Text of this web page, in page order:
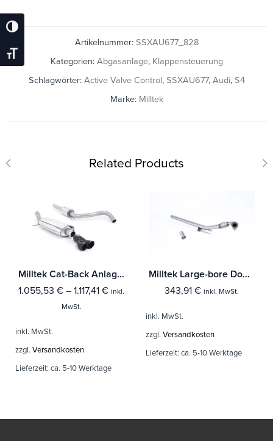
Umschalten Auf Hohe Kontraste
Schrift Vergrößern
Artikelnummer: SSXAU677_828
Kategorien: Abgasanlage, Klappensteuerung
Schlagwörter: Active Valve Control, SSXAU677, Audi, S4
Marke: Milltek
Related Products
Milltek Cat-Back Anlage Audi A1 1.4 TFSI S line 185PS S tronic Mit TÜV / ECE Zulassung!
1.055,53 € – 1.117,41 € inkl.
MwSt.
inkl. MwSt.
zzgl. Versandkosten
Lieferzeit: ca. 5-10 Werktage
Milltek Large-bore Downpipe Audi A3 1.9 TDI 90 / 100 / 110 / 130 PS
343,91 € inkl. MwSt.
inkl. MwSt.
zzgl. Versandkosten
Lieferzeit: ca. 5-10 Werktage